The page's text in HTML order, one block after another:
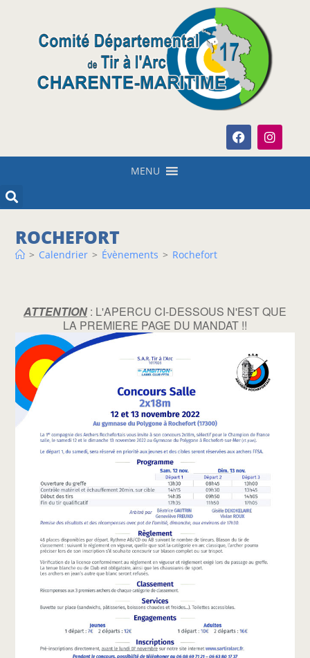
MENU
ROCHEFORT
> Calendrier > Évènements > Rochefort
ATTENTION: L'APERCU CI-DESSOUS N'EST QUE
LA PREMIERE PAGE DU MANDAT !!